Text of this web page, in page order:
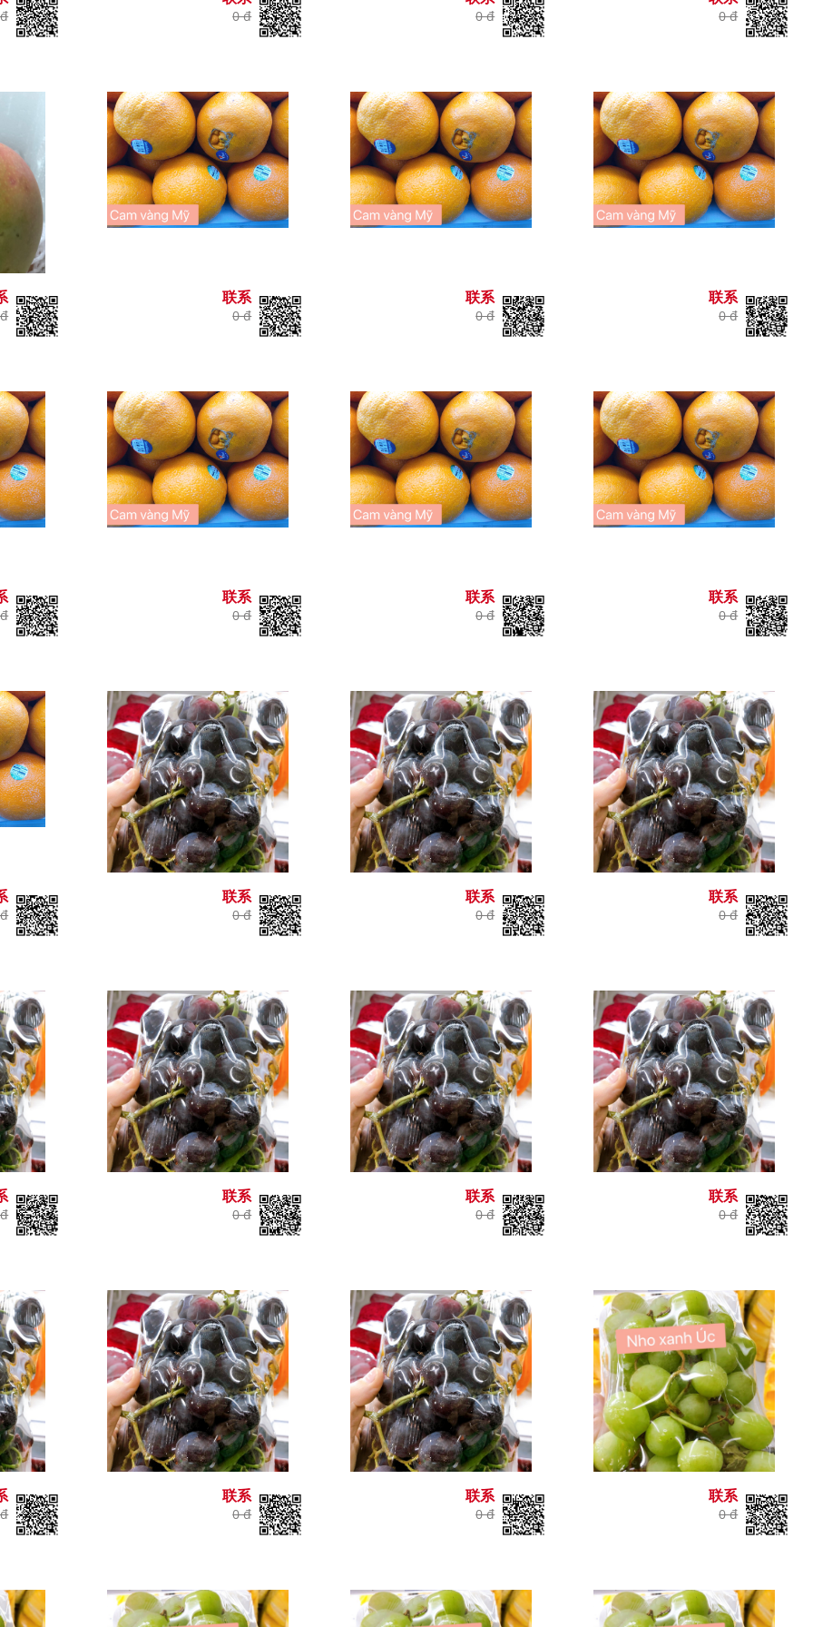
0 đ 0 đ 0 đ
联系
0 đ
联系
0 đ
联系
0 đ
联系
0 đ
联系
0 đ
联系
0 đ
联系
0 đ
联系
0 đ
联系
0 đ
联系
0 đ
联系
0 đ
联系
0 đ
联系
0 đ
联系
0 đ
联系
0 đ